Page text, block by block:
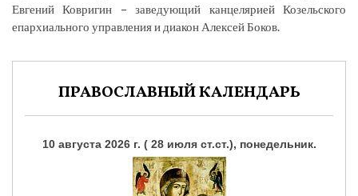
Евгений Ковригин – заведующий канцелярией Козельского
епархиального управления и диакон Алексей Боков.
ПРАВОСЛАВНЫЙ КАЛЕНДАРЬ
10 августа 2026 г. ( 28 июля ст.ст.), понедельник.